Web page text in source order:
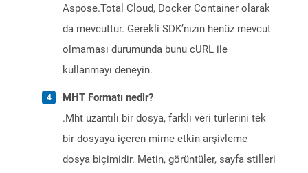
Aspose.Total Cloud, Docker Container olarak
da mevcuttur. Gerekli SDK’nızın henüz mevcut
olmaması durumunda bunu cURL ile
kullanmayı deneyin.
MHT Formatı nedir?
.Mht uzantılı bir dosya, farklı veri türlerini tek
bir dosyaya içeren mime etkin arşivleme
dosya biçimidir. Metin, görüntüler, sayfa stilleri